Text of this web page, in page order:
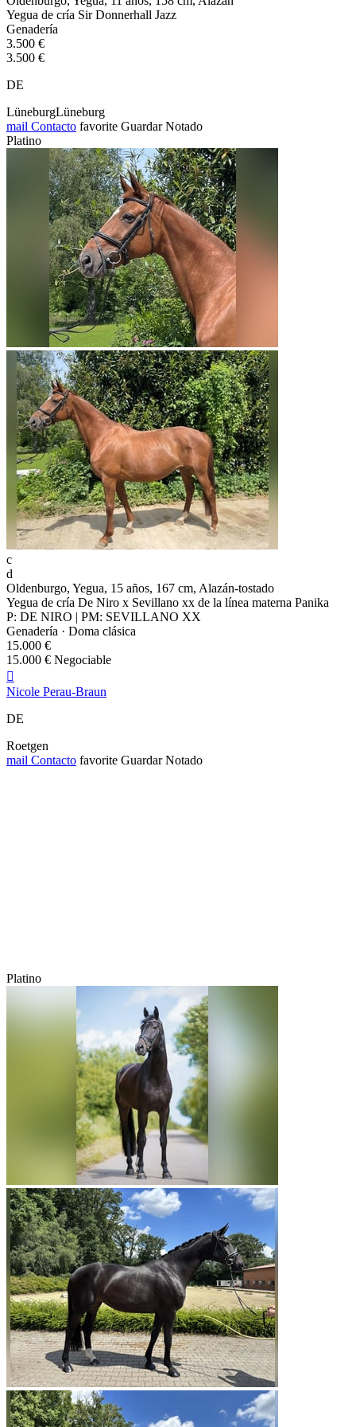
Yegua de cría Sir Donnerhall Jazz
Genadería
3.500 €
3.500 €
DE
LüneburgLüneburg
mail Contacto favorite Guardar Notado
Platino
c
d
Oldenburgo, Yegua, 15 años, 167 cm, Alazán-tostado
Yegua de cría De Niro x Sevillano xx de la línea materna Panika
P: DE NIRO | PM: SEVILLANO XX
Genadería · Doma clásica
15.000 €
15.000 € Negociable

Nicole Perau-Braun
DE
Roetgen
mail Contacto favorite Guardar Notado
Platino